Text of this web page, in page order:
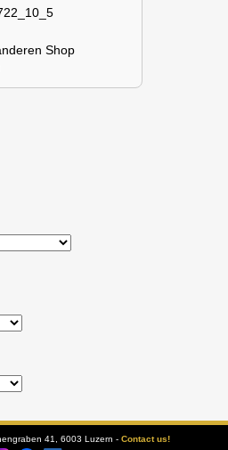
Shop
41, 6003 Luzern - Contact us!